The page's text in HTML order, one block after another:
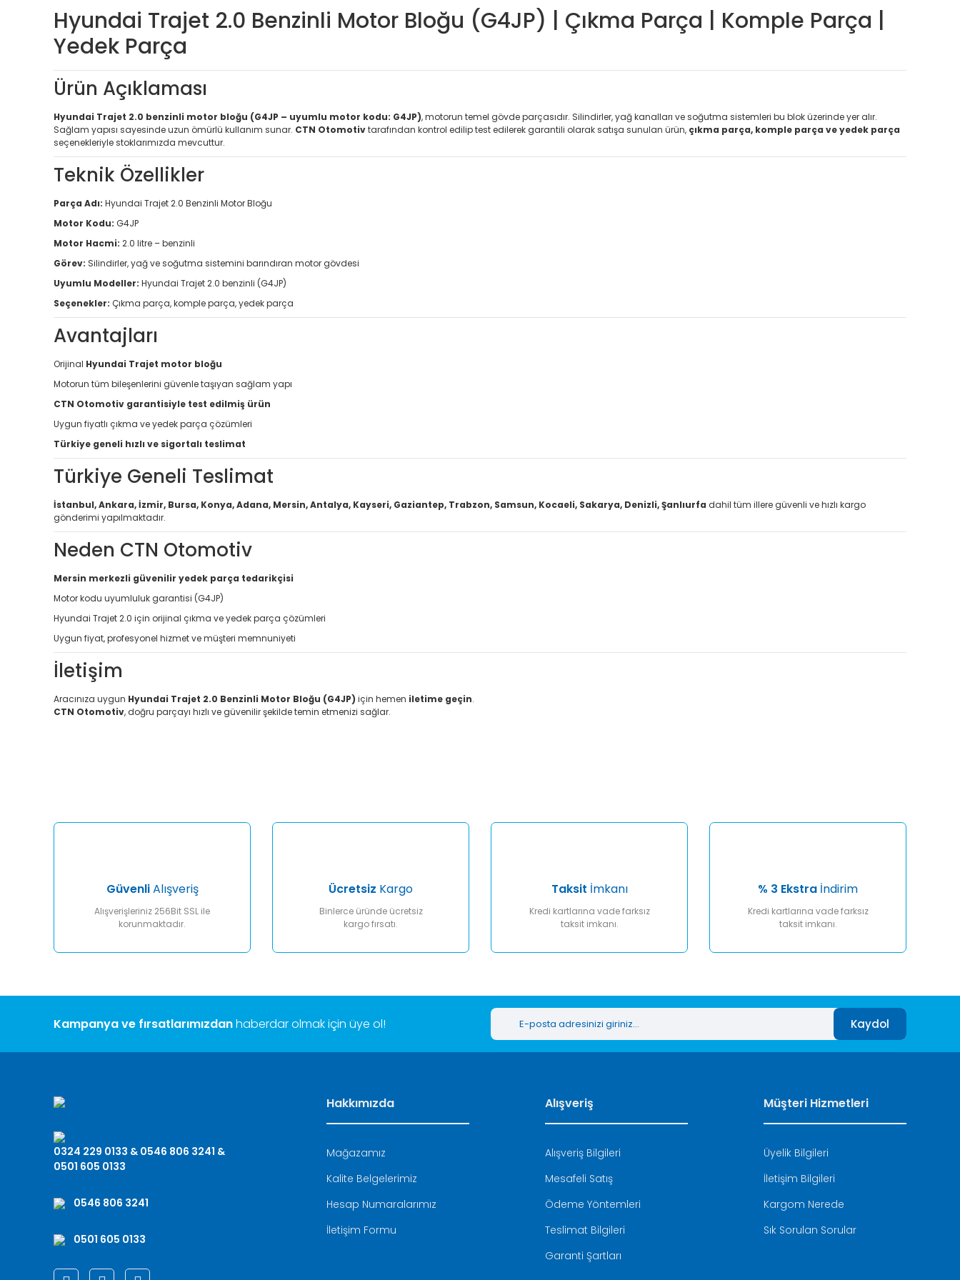
Hyundai Trajet 2.0 Benzinli Motor Bloğu (G4JP) | Çıkma Parça | Komple Parça |
Yedek Parça
Ürün Açıklaması
Hyundai Trajet 2.0 benzinli motor bloğu (G4JP – uyumlu motor kodu: G4JP), motorun temel gövde parçasıdır. Silindirler, yağ kanalları ve soğutma sistemleri bu blok üzerinde yer alır.
Sağlam yapısı sayesinde uzun ömürlü kullanım sunar. CTN Otomotivtarafından kontrol edilip test edilerek garantili olarak satışa sunulan ürün, çıkma parça, komple parça ve yedek parça
seçenekleriyle stoklarımızda mevcuttur.
Teknik Özellikler
Parça Adı: Hyundai Trajet 2.0 Benzinli Motor Bloğu
Motor Kodu: G4JP
Motor Hacmi: 2.0 litre – benzinli
Görev: Silindirler, yağ ve soğutma sistemini barındıran motor gövdesi
Uyumlu Modeller: Hyundai Trajet 2.0 benzinli (G4JP)
Seçenekler: Çıkma parça, komple parça, yedek parça
Avantajları
Orijinal Hyundai Trajet motor bloğu
Motorun tüm bileşenlerini güvenle taşıyan sağlam yapı
CTN Otomotiv garantisiyle test edilmiş ürün
Uygun fiyatlı çıkma ve yedek parça çözümleri
Türkiye geneli hızlı ve sigortalı teslimat
Türkiye Geneli Teslimat
İstanbul, Ankara, İzmir, Bursa, Konya, Adana, Mersin, Antalya, Kayseri, Gaziantep, Trabzon, Samsun, Kocaeli, Sakarya, Denizli, Şanlıurfa dahil tüm illere güvenli ve hızlı kargo
gönderimi yapılmaktadır.
Neden CTN Otomotiv
Mersin merkezli güvenilir yedek parça tedarikçisi
Motor kodu uyumluluk garantisi (G4JP)
Hyundai Trajet 2.0 için orijinal çıkma ve yedek parça çözümleri
Uygun fiyat, profesyonel hizmet ve müşteri memnuniyeti
İletişim
Aracınıza uygun Hyundai Trajet 2.0 Benzinli Motor Bloğu (G4JP) için hemen iletime geçin.
CTN Otomotiv, doğru parçayı hızlı ve güvenilir şekilde temin etmenizi sağlar.
Ürün bilgilerinde hatalar bulunuyor.
Gönder
GüvenliAlışveriş
Alışverişleriniz 256Bit SSL ile
korunmaktadır.
Ücretsiz Kargo
Binlerce üründe ücretsiz
kargo fırsatı.
Taksit İmkanı
Kredi kartlarına vade farksız
taksit imkanı.
% 3 Ekstra İndirim
Kredi kartlarına vade farksız
taksit imkanı.
Kampanya ve fırsatlarımızdanhaberdar olmak için üye ol! Kaydol
0324 229 0133 & 0546 806 3241 &
0501 605 0133
0546 806 3241
0501 605 0133
Hakkımızda
Mağazamız
Kalite Belgelerimiz
Hesap Numaralarımız
İletişim Formu
Alışveriş
Alışveriş Bilgileri
Mesafeli Satış
Ödeme Yöntemleri
Teslimat Bilgileri
Garanti Şartları
Müşteri Hizmetleri
Üyelik Bilgileri
İletişim Bilgileri
Kargom Nerede
Sık Sorulan Sorular